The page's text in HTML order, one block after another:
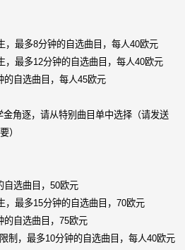
，最多8分钟的自选曲目，每人40欧元
，最多12分钟的自选曲目，每人40欧元
的自选曲目，每人45欧元
金角逐，请从特别曲目单中选择（请发送
）
自选曲目，50欧元
，最多15分钟的自选曲目，70欧元
的自选曲目，75欧元
制，最多10分钟的自选曲目，每人40欧元